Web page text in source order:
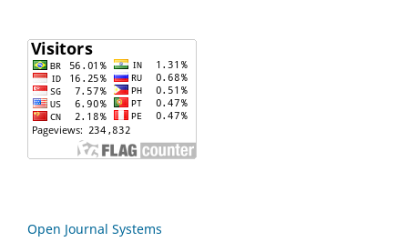
Open Journal Systems